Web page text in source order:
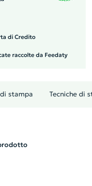
di Credito
raccolte da Feedaty
stampa Tecniche di